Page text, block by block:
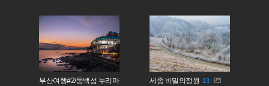
부산여행#2/동백섬 누리마
세종 비밀의정원 13